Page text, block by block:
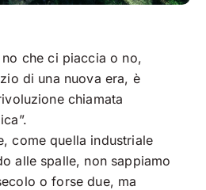
che ci piaccia o no,
di una nuova era, è
chiamata
come quella industriale
alle spalle, non sappiamo
o forse due, ma